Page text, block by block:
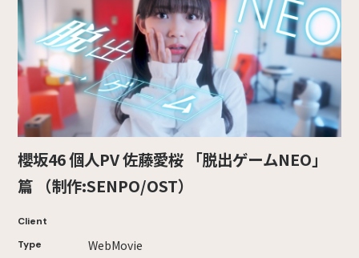
櫻坂46 個人PV 佐藤愛桜 「脱出ゲームNEO」
篇 （制作:SENPO/OST）
Client
Type
WebMovie